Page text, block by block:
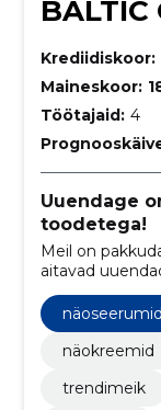
BALTIC
Krediidiskoor:
Maineskoor:
Töötajaid: 4
Uuendage
toodetega!
Meil on
aitavad
Vali oma
näoseerumid
näokreemid
trendimeik